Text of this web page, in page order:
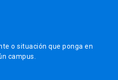
o situación que ponga en
campus.